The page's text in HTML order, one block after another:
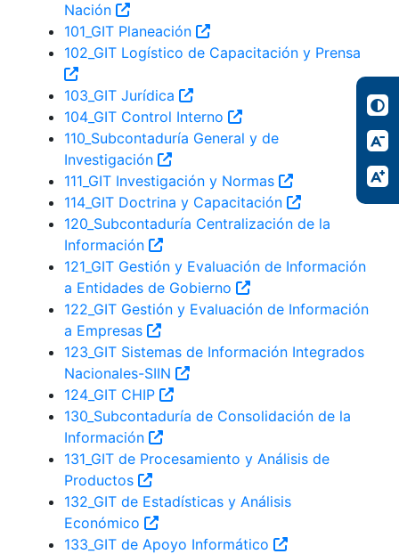
Nación
101_GIT Planeación
102_GIT Logístico de Capacitación y Prensa
103_GIT Jurídica
104_GIT Control Interno
110_Subcontaduría General y de
Investigación
111_GIT Investigación y Normas
114_GIT Doctrina y Capacitación
120_Subcontaduría Centralización de la
Información
121_GIT Gestión y Evaluación de Información
a Entidades de Gobierno
122_GIT Gestión y Evaluación de Información
a Empresas
123_GIT Sistemas de Información Integrados
Nacionales-SIIN
124_GIT CHIP
130_Subcontaduría de Consolidación de la
Información
131_GIT de Procesamiento y Análisis de
Productos
132_GIT de Estadísticas y Análisis
Económico
133_GIT de Apoyo Informático